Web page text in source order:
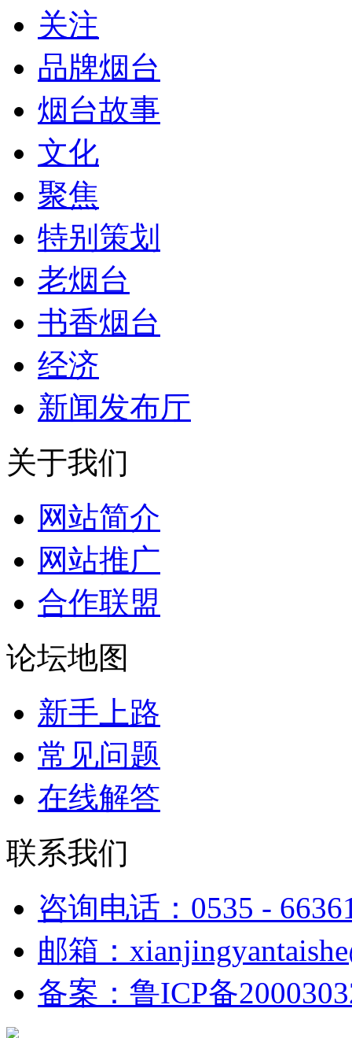
关注
品牌烟台
烟台故事
文化
聚焦
特别策划
老烟台
书香烟台
经济
新闻发布厅
关于我们
网站简介
网站推广
合作联盟
论坛地图
新手上路
常见问题
在线解答
联系我们
咨询电话：0535 -
邮箱：
备案：鲁ICP备